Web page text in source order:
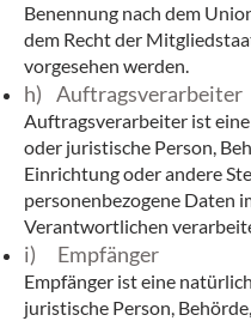
Benennung nach dem
dem Recht der
vorgesehen werden.
h) Auftragsverarbeiter
Auftragsverarbeiter ist
oder juristische Person,
Einrichtung oder andere
personenbezogene Daten
Verantwortlichen
i) Empfänger
Empfänger ist eine
juristische Person,